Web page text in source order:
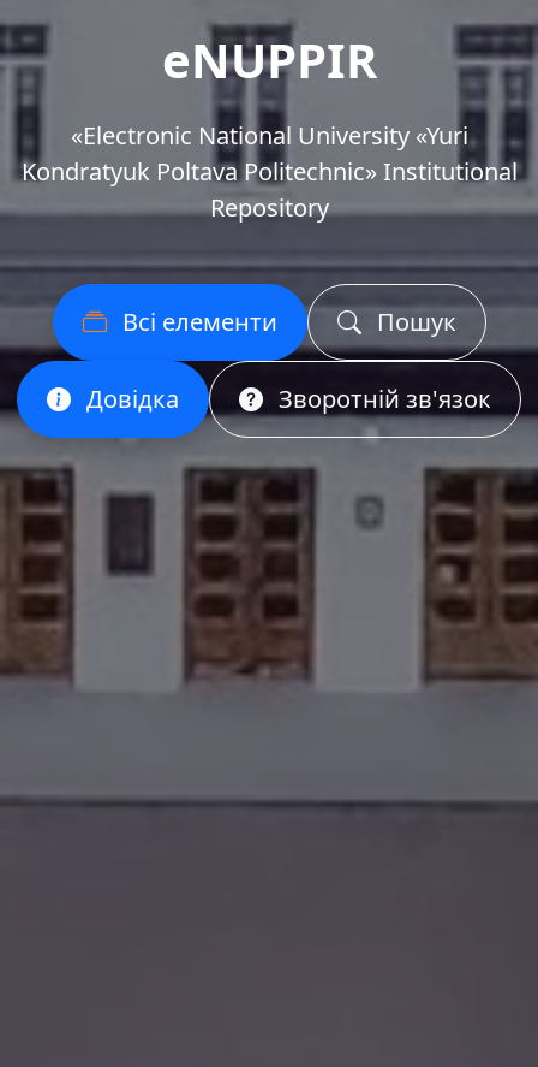
eNUPPIR
«Еlectronic National University «Yuri
Kondratyuk Poltava Politechnic» Institutional
Repository
Всі елементи Пошук
Довідка Зворотній зв'язок